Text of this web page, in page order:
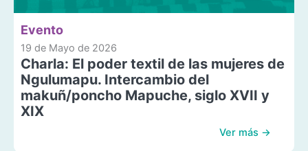
Evento
19 de Mayo de 2026
Charla: El poder textil de las mujeres de
Ngulumapu. Intercambio del
makuñ/poncho Mapuche, siglo XVII y
XIX
Ver más →